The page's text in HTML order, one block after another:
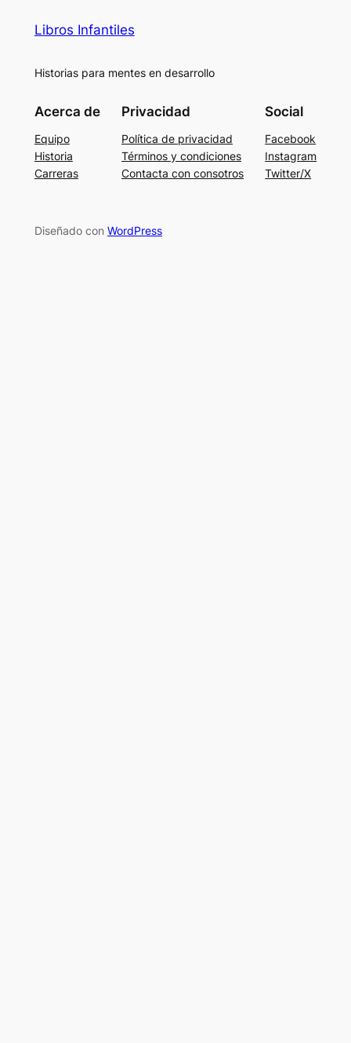
Libros Infantiles
Historias para mentes en desarrollo
Acerca de
Equipo
Historia
Carreras
Privacidad
Política de privacidad
Términos y condiciones
Contacta con consotros
Social
Facebook
Instagram
Twitter/X
Diseñado con WordPress